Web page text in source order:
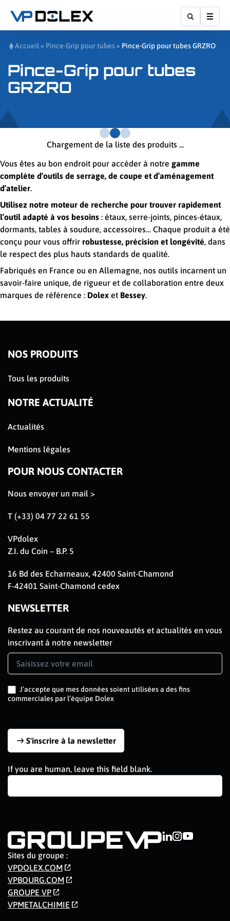
Accueil » Pince-Grip pour tubes » Pince-Grip pour tubes GRZRO
Pince-Grip pour tubes
GRZRO
Chargement de la liste des produits ...
Vous êtes au bon endroit pour accéder à notre gamme
complète d’outils de serrage, de coupe et d’aménagement
d’atelier.
Utilisez notre moteur de recherche pour trouver rapidement
l’outil adapté à vos besoins : étaux, serre-joints, pinces-étaux,
dormants, tables à soudure, accessoires… Chaque produit a été
conçu pour vous offrir robustesse, précision et longévité, dans
le respect des plus hauts standards de qualité.
Fabriqués en France ou en Allemagne, nos outils incarnent un
savoir-faire unique, de rigueur et de collaboration entre deux
marques de référence : Dolex et Bessey.
NOS PRODUITS
Tous les produits
NOTRE ACTUALITÉ
Actualités
Mentions légales
POUR NOUS CONTACTER
Nous envoyer un mail >
T (+33) 04 77 22 61 55
VPdolex
Z.I. du Coin – B.P. 5
16 Bd des Echarneaux, 42400 Saint-Chamond
F-42401 Saint-Chamond cedex
NEWSLETTER
Restez au courant de nos nouveautés et actualités en vous
inscrivant à notre newsletter
Newsletter
Signup
J’accepte que mes données soient utilisées a des fins
commerciales par l’équipe Dolex
S'inscrire à la newsletter
If you are human, leave this field blank.
Sites du groupe :
VPDOLEX.COM
VPBOURG.COM
GROUPE VP
VPMETALCHIMIE